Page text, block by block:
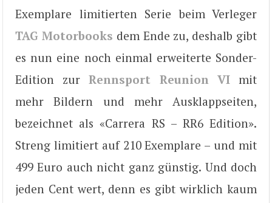
Exemplare limitierten Serie beim Verleger
TAG Motorbooks dem Ende zu, deshalb gibt
es nun eine noch einmal erweiterte Sonder-
Edition zurRennsport Reunion VImit
mehr Bildern und mehr Ausklappseiten,
bezeichnet als «Carrera RS – RR6 Edition».
Streng limitiert auf 210 Exemplare – und mit
499 Euro auch nicht ganz günstig. Und doch
jeden Cent wert, denn es gibt wirklich kaum